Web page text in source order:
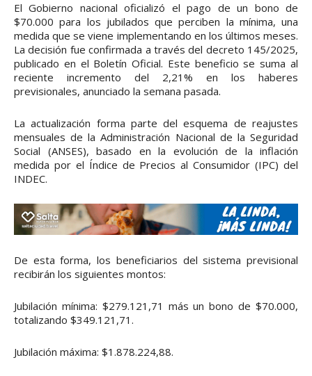
El Gobierno nacional oficializó el pago de un bono de
$70.000 para los jubilados que perciben la mínima, una
medida que se viene implementando en los últimos meses.
La decisión fue confirmada a través del decreto 145/2025,
publicado en el Boletín Oficial. Este beneficio se suma al
reciente incremento del 2,21% en los haberes
previsionales, anunciado la semana pasada.
La actualización forma parte del esquema de reajustes
mensuales de la Administración Nacional de la Seguridad
Social (ANSES), basado en la evolución de la inflación
medida por el Índice de Precios al Consumidor (IPC) del
INDEC.
De esta forma, los beneficiarios del sistema previsional
recibirán los siguientes montos:
Jubilación mínima: $279.121,71 más un bono de $70.000,
totalizando $349.121,71.
Jubilación máxima: $1.878.224,88.